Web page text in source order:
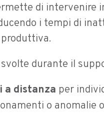
di intervenire
i tempi di
durante il
a distanza per
o anomalie